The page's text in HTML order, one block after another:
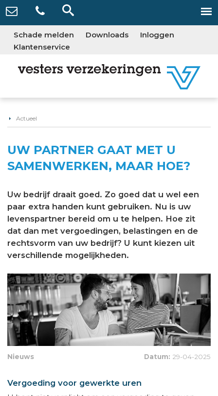
Schade melden Downloads
Inloggen
Klantenservice
Actueel
UW PARTNER GAAT MET U
SAMENWERKEN, MAAR HOE?
Uw bedrijf draait goed. Zo goed dat u wel een
paar extra handen kunt gebruiken. Nu is uw
levenspartner bereid om u te helpen. Hoe zit
dat dan met vergoedingen, belastingen en de
rechtsvorm van uw bedrijf? U kunt kiezen uit
verschillende mogelijkheden.
Nieuws Datum: 29-04-2025
Vergoeding voor gewerkte uren